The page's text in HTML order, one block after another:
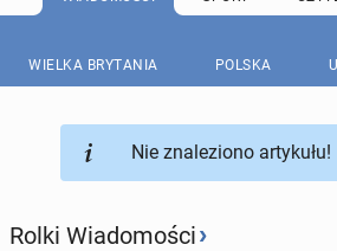
WIELKA BRYTANIA POLSKA
Nie znaleziono artykułu!
Rolki Wiadomości›